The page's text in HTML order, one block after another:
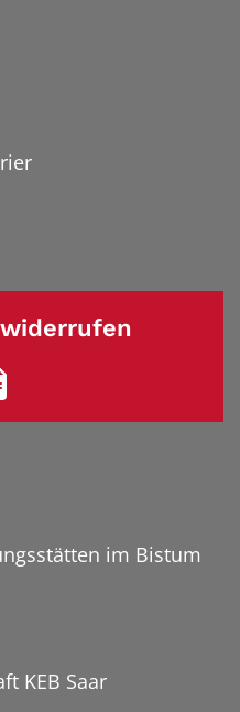
im Bistum
KEB Saar